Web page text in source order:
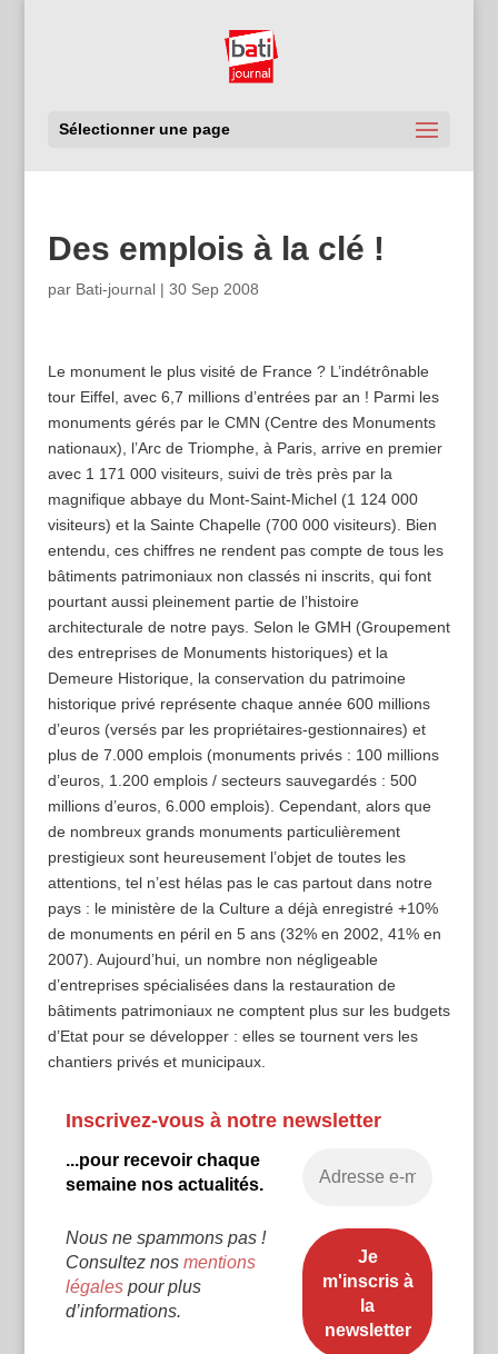
Sélectionner une page
Des emplois à la clé !
par Bati-journal| 30 Sep 2008
Le monument le plus visité de France ? L’indétrônable
tour Eiffel, avec 6,7 millions d’entrées par an ! Parmi les
monuments gérés par le CMN (Centre des Monuments
nationaux), l’Arc de Triomphe, à Paris, arrive en premier
avec 1 171 000 visiteurs, suivi de très près par la
magnifique abbaye du Mont-Saint-Michel (1 124 000
visiteurs) et la Sainte Chapelle (700 000 visiteurs). Bien
entendu, ces chiffres ne rendent pas compte de tous les
bâtiments patrimoniaux non classés ni inscrits, qui font
pourtant aussi pleinement partie de l’histoire
architecturale de notre pays. Selon le GMH (Groupement
des entreprises de Monuments historiques) et la
Demeure Historique, la conservation du patrimoine
historique privé représente chaque année 600 millions
d’euros (versés par les propriétaires-gestionnaires) et
plus de 7.000 emplois (monuments privés : 100 millions
d’euros, 1.200 emplois / secteurs sauvegardés : 500
millions d’euros, 6.000 emplois). Cependant, alors que
de nombreux grands monuments particulièrement
prestigieux sont heureusement l’objet de toutes les
attentions, tel n’est hélas pas le cas partout dans notre
pays : le ministère de la Culture a déjà enregistré +10%
de monuments en péril en 5 ans (32% en 2002, 41% en
2007). Aujourd’hui, un nombre non négligeable
d’entreprises spécialisées dans la restauration de
bâtiments patrimoniaux ne comptent plus sur les budgets
d’Etat pour se développer : elles se tournent vers les
chantiers privés et municipaux.
Inscrivez-vous à notre newsletter
...pour recevoir chaque
semaine nos actualités.
Nous ne spammons pas !
Consultez nos mentions
légalespour plus
d’informations.